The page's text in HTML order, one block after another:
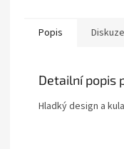
Popis Diskuze
Detailní popis
Hladký design a